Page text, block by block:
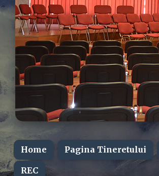
Home Pagina Tineretului
REC